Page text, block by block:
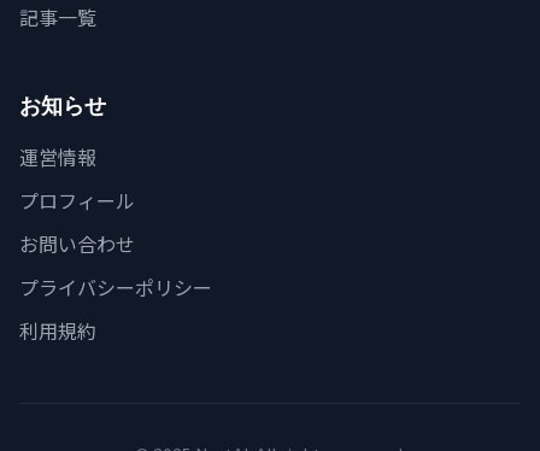
記事一覧
お知らせ
運営情報
プロフィール
お問い合わせ
プライバシーポリシー
利用規約